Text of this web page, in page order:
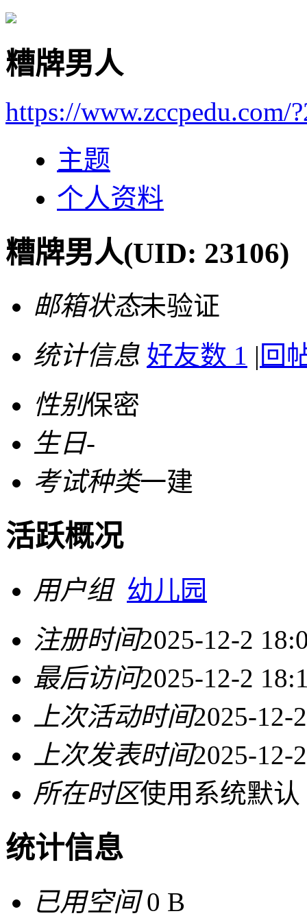
糟牌男人
https://www.zccpedu.com/
主题
个人资料
糟牌男人(UID: 23106)
邮箱状态未验证
统计信息 好友数 1 | 回
性别保密
生日-
考试种类一建
活跃概况
用户组 幼儿园
注册时间2025-12-2
最后访问2025-12-2
上次活动时间2025-12-
上次发表时间2025-12-
所在时区使用系统默认
统计信息
已用空间0 B